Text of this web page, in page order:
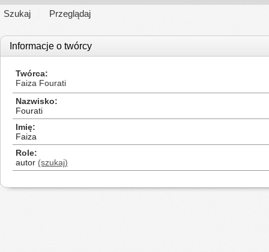
Szukaj Przeglądaj
Informacje o twórcy
Twórca
Faiza Fourati
Nazwisko
Fourati
Imię
Faiza
Role
autor (szukaj)